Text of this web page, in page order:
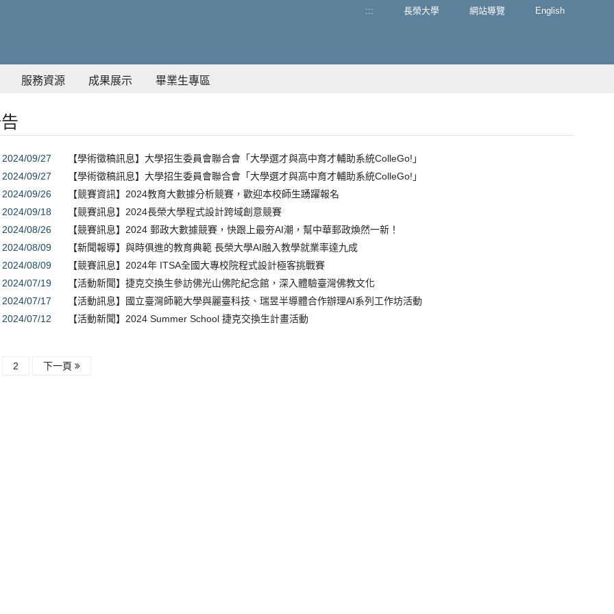
::: 長榮大學 網站導覽 English
服務資源 成果展示 畢業生專區
2024/09/27
【學術徵稿訊息】大學招生委員會聯合會「大學選才與高中育才輔助系統ColleGo!」
2024/09/27
【學術徵稿訊息】大學招生委員會聯合會「大學選才與高中育才輔助系統ColleGo!」
2024/09/26
【競賽資訊】2024教育大數據分析競賽，歡迎本校師生踴躍報名
2024/09/18
【競賽訊息】2024長榮大學程式設計跨域創意競賽
2024/08/26
【競賽訊息】2024 郵政大數據競賽，快跟上最夯AI潮，幫中華郵政煥然一新！
2024/08/09
【新聞報導】與時俱進的教育典範 長榮大學AI融入教學就業率達九成
2024/08/09
【競賽訊息】2024年 ITSA全國大專校院程式設計極客挑戰賽
2024/07/19
【活動新聞】捷克交換生參訪佛光山佛陀紀念館，深入體驗臺灣佛教文化
2024/07/17
【活動訊息】國立臺灣師範大學與麗臺科技、瑞昱半導體合作辦理AI系列工作坊活動
2024/07/12 【活動新聞】2024 Summer School 捷克交換生計畫活動
2 下一頁